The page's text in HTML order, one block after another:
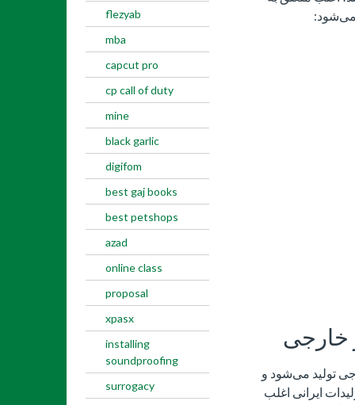
flezyab
mba
capcut pro
cp call of duty
mine
black garlic
digifom
best gaj books
best petshops
azad
online class
proposal
xpasx
installing
soundproofing
surrogacy
می‌شود:
خارجی
تولید می‌شود و
ایرانی اغلب